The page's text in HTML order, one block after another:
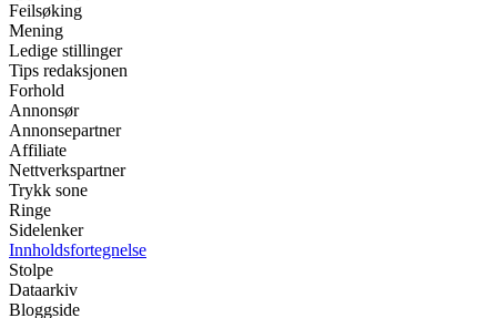
Feilsøking
Mening
Ledige stillinger
Tips redaksjonen
Forhold
Annonsør
Annonsepartner
Affiliate
Nettverkspartner
Trykk sone
Ringe
Sidelenker
Innholdsfortegnelse
Stolpe
Dataarkiv
Bloggside